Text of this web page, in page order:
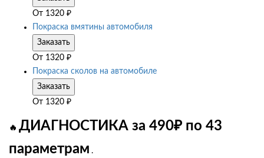
От 1320 ₽
Покраска вмятины автомобиля
Заказать
От 1320 ₽
Покраска сколов на автомобиле
Заказать
От 1320 ₽
🔥 ДИАГНОСТИКА за 490₽ по 43
параметрам .